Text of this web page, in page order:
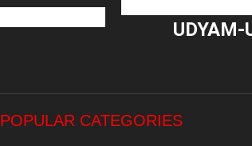
POPULAR CATEGORIES